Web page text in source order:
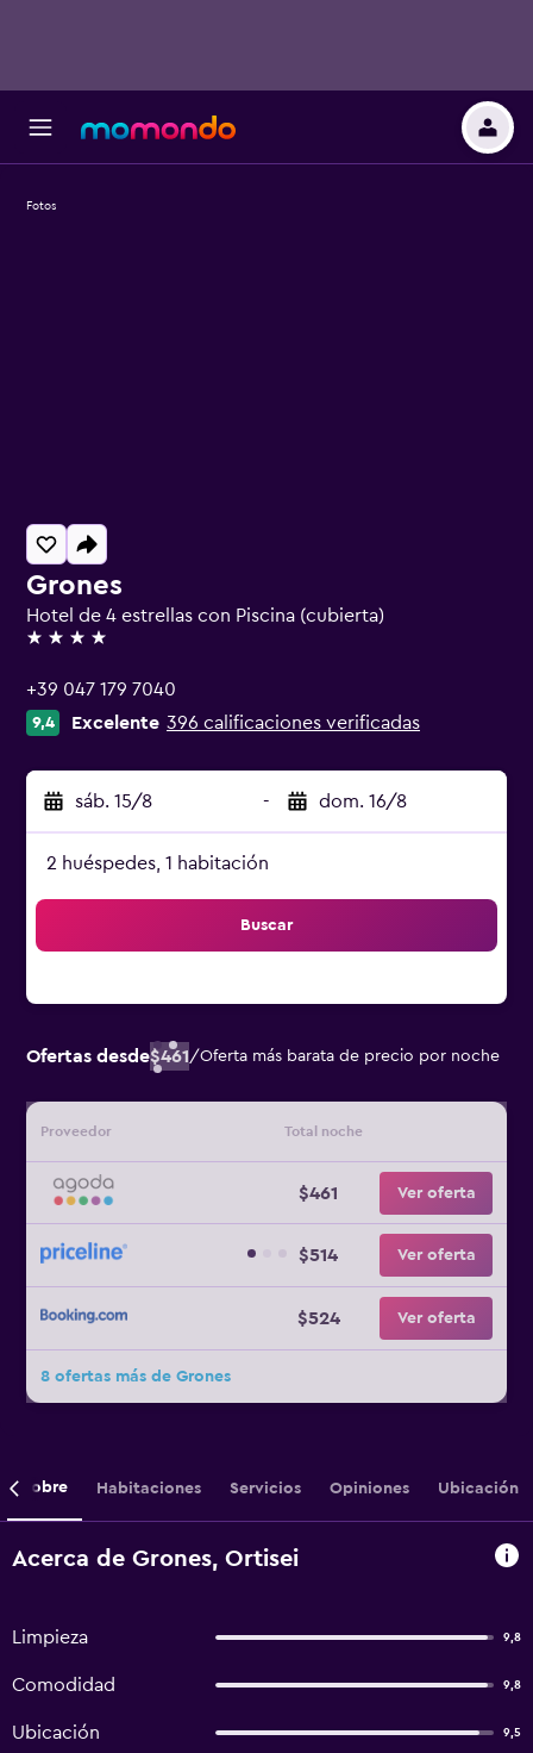
Grones
Hotel de 4 estrellas con Piscina (cubierta)
4 estrellas
+39 047 179 7040
9,4 Excelente 396 calificaciones verificadas
sáb. 15/8 - dom. 16/8
2 huéspedes, 1 habitación
Buscar
Ofertas desde$461/Oferta más barata de precio por noche
Proveedor Total noche
$461 Ver oferta
$514 Ver oferta
$524 Ver oferta
8 ofertas más de Grones
Fotos
Sobre Habitaciones Servicios Opiniones Ubicación
Acerca de Grones, Ortisei
Limpieza 9,8
Comodidad 9,8
Ubicación 9,5